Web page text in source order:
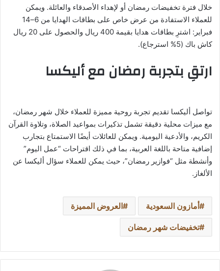
خلال فترة تخفيضات رمضان أو لإهداء الأصدقاء والعائلة. ويمكن
للعملاء الاستفادة من عرض خاص على بطاقات الهدايا من 6–14
فبراير: اشترِ بطاقات هدايا بقيمة 400 ريال والحصول على 20 ريال
كاش باك (5% استرجاع).
ارتقِ بتجربة رمضان مع أليكسا
تواصل أليكسا تقديم تجربة روحية مميزة للعملاء خلال شهر رمضان،
مع ميزات محلية دقيقة تشمل تذكيرات بمواعيد الصلاة، وتلاوة القرآن
الكريم، والأدعية اليومية. ويمكن للعائلات أيضًا الاستمتاع بتجارب
إضافية متاحة باللغة العربية، بما في ذلك اقتراحات “عمل اليوم”
وأنشطة مثل “فوازير رمضان”، حيث يمكن للعملاء سؤال أليكسا عن
الألغاز.
أمازون السعودية العروض المميزة
تخفيضات شهر رمضان